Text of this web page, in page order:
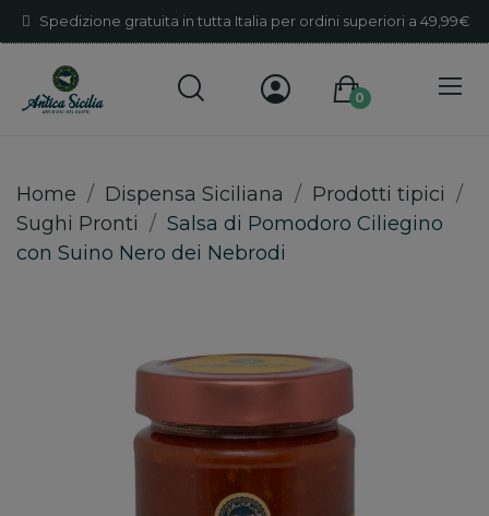
Spedizione gratuita in tutta Italia per ordini superiori a 49,99€
0
Home Dispensa Siciliana
Prodotti tipici
Sughi Pronti
Salsa di Pomodoro Ciliegino
con Suino Nero dei Nebrodi